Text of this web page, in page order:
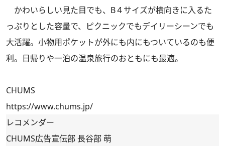
かわいらしい見た目でも、B４サイズが横向きに入るた
っぷりとした容量で、ピクニックでもデイリーシーンでも
大活躍。小物用ポケットが外にも内にもついているのも便
利。日帰りや一泊の温泉旅行のおともにも最適。
CHUMS
https://www.chums.jp/
レコメンダー
CHUMS広告宣伝部 長谷部 萌